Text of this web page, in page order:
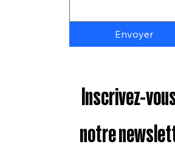
Envoyer
Inscrivez-
notre